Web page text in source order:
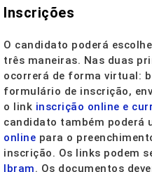
Inscrições
O candidato poderá
três maneiras. Nas duas
ocorrerá de forma virtual:
formulário de inscrição,
o link inscrição online e
candidato também poderá
online para o
inscrição. Os links podem
Ibram. Os documentos